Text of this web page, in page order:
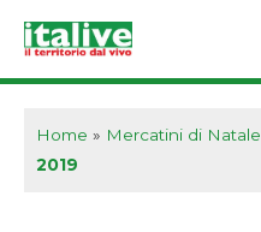
Home » Mercatini di Natale
2019